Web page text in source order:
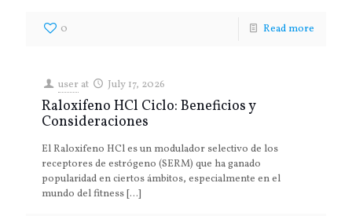
0 Read more
user at July 17, 2026
Raloxifeno HCl Ciclo: Beneficios y
Consideraciones
El Raloxifeno HCl es un modulador selectivo de los
receptores de estrógeno (SERM) que ha ganado
popularidad en ciertos ámbitos, especialmente en el
mundo del fitness[…]